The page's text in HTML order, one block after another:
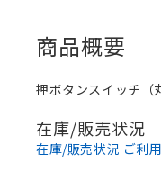
商品概要
押ボタンスイッチ（
在庫/販売状況
在庫/販売状況 ご利